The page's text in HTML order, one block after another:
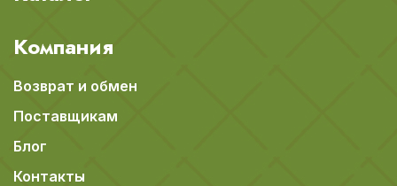
Компания
Возврат и обмен
Поставщикам
Блог
Контакты